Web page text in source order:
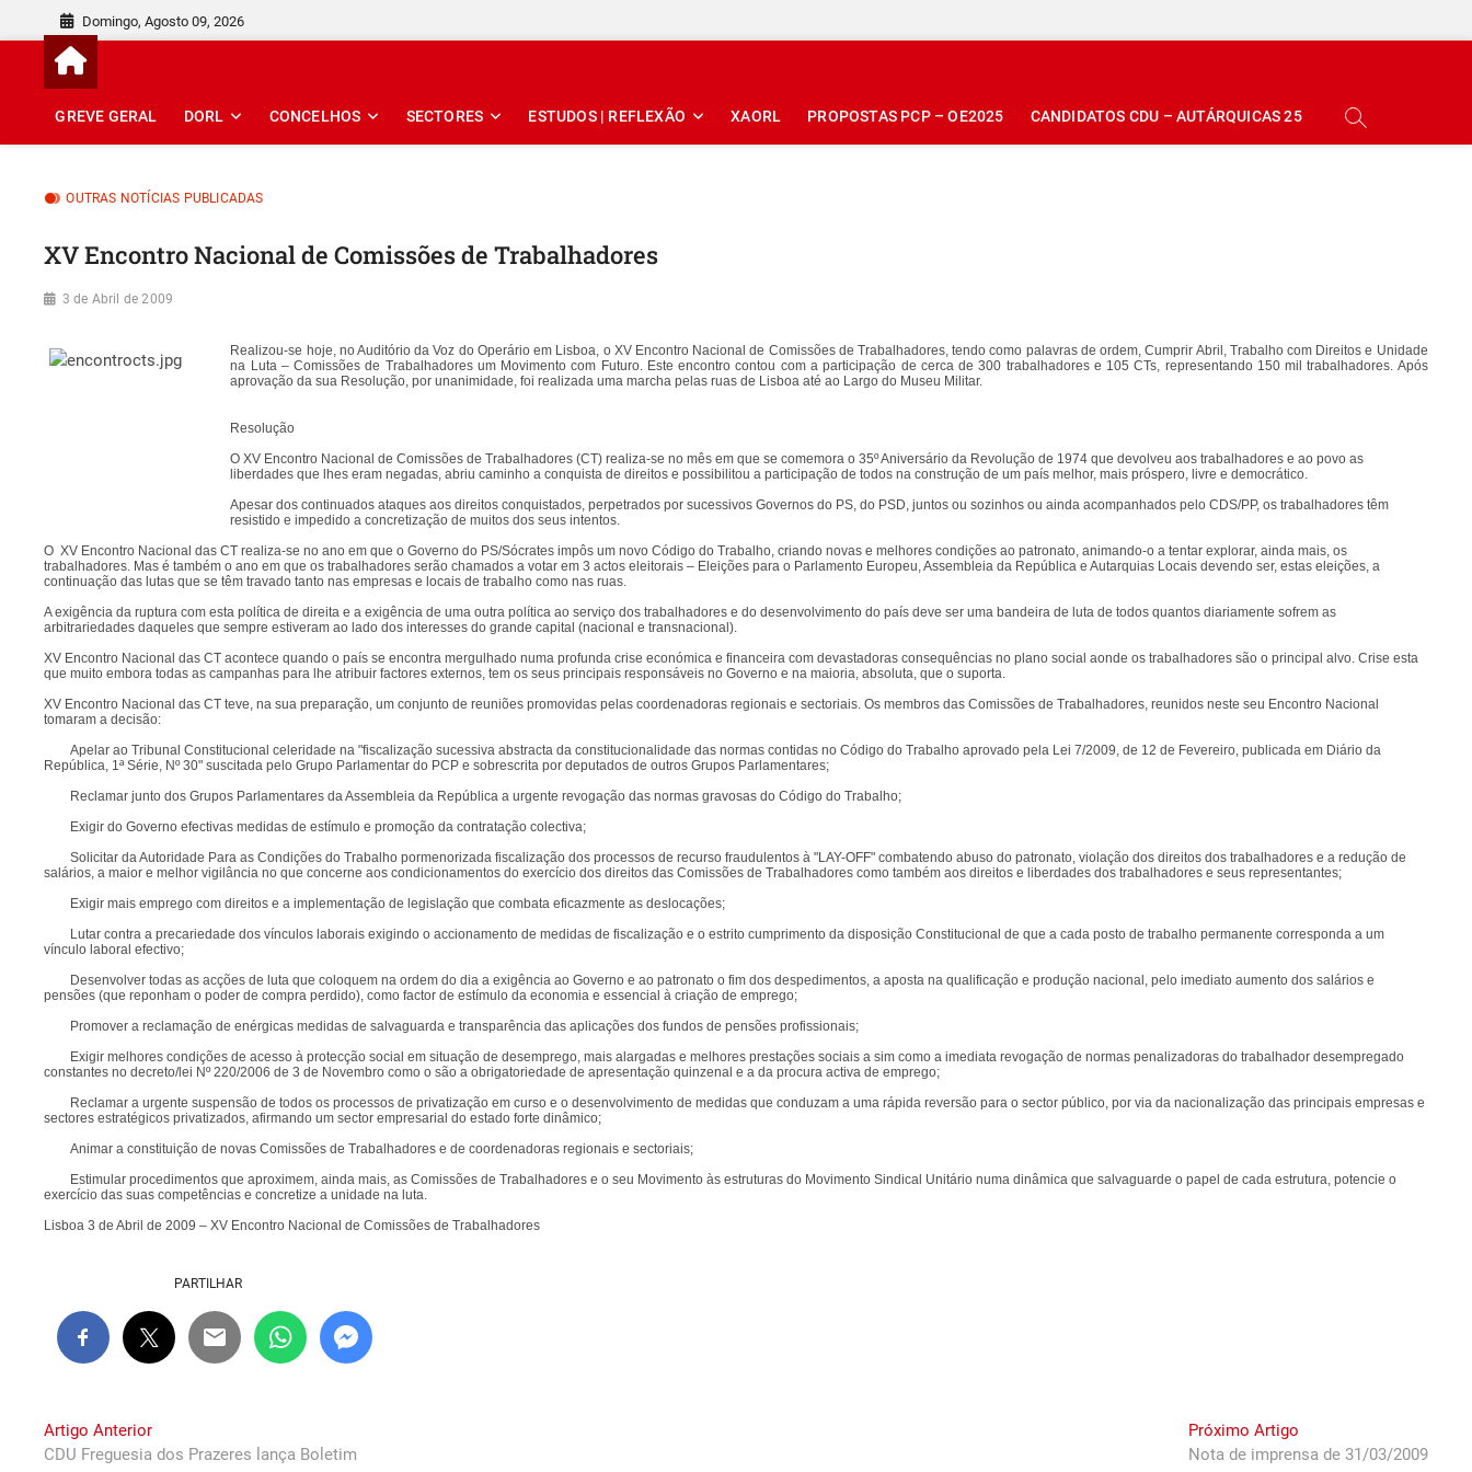
content
Domingo, Agosto 09, 2026
GREVE GERAL DORL CONCELHOS SECTORES ESTUDOS | REFLEXÃO XAORL PROPOSTAS PCP – OE2025 CANDIDATOS CDU – AUTÁRQUICAS 25
OUTRAS NOTÍCIAS PUBLICADAS
XV Encontro Nacional de Comissões de Trabalhadores
3 de Abril de 2009
Realizou-se hoje, no Auditório da Voz do Operário em Lisboa, o XV Encontro Nacional de Comissões de Trabalhadores, tendo como palavras de ordem, Cumprir Abril, Trabalho com Direitos e Unidade
na Luta – Comissões de Trabalhadores um Movimento com Futuro. Este encontro contou com a participação de cerca de 300 trabalhadores e 105 CTs, representando 150 mil trabalhadores. Após
aprovação da sua Resolução, por unanimidade, foi realizada uma marcha pelas ruas de Lisboa até ao Largo do Museu Militar.
Resolução
O XV Encontro Nacional de Comissões de Trabalhadores (CT) realiza-se no mês em que se comemora o 35º Aniversário da Revolução de 1974 que devolveu aos trabalhadores e ao povo as
liberdades que lhes eram negadas, abriu caminho a conquista de direitos e possibilitou a participação de todos na construção de um país melhor, mais próspero, livre e democrático.
Apesar dos continuados ataques aos direitos conquistados, perpetrados por sucessivos Governos do PS, do PSD, juntos ou sozinhos ou ainda acompanhados pelo CDS/PP, os trabalhadores têm
resistido e impedido a concretização de muitos dos seus intentos.
O XV Encontro Nacional das CT realiza-se no ano em que o Governo do PS/Sócrates impôs um novo Código do Trabalho, criando novas e melhores condições ao patronato, animando-o a tentar explorar, ainda mais, os
trabalhadores. Mas é também o ano em que os trabalhadores serão chamados a votar em 3 actos eleitorais – Eleições para o Parlamento Europeu, Assembleia da República e Autarquias Locais devendo ser, estas eleições, a
continuação das lutas que se têm travado tanto nas empresas e locais de trabalho como nas ruas.
A exigência da ruptura com esta política de direita e a exigência de uma outra política ao serviço dos trabalhadores e do desenvolvimento do país deve ser uma bandeira de luta de todos quantos diariamente sofrem as
arbitrariedades daqueles que sempre estiveram ao lado dos interesses do grande capital (nacional e transnacional).
XV Encontro Nacional das CT acontece quando o país se encontra mergulhado numa profunda crise económica e financeira com devastadoras consequências no plano social aonde os trabalhadores são o principal alvo. Crise esta
que muito embora todas as campanhas para lhe atribuir factores externos, tem os seus principais responsáveis no Governo e na maioria, absoluta, que o suporta.
XV Encontro Nacional das CT teve, na sua preparação, um conjunto de reuniões promovidas pelas coordenadoras regionais e sectoriais. Os membros das Comissões de Trabalhadores, reunidos neste seu Encontro Nacional
tomaram a decisão:
Apelar ao Tribunal Constitucional celeridade na "fiscalização sucessiva abstracta da constitucionalidade das normas contidas no Código do Trabalho aprovado pela Lei 7/2009, de 12 de Fevereiro, publicada em Diário da
República, 1ª Série, Nº 30" suscitada pelo Grupo Parlamentar do PCP e sobrescrita por deputados de outros Grupos Parlamentares;
Reclamar junto dos Grupos Parlamentares da Assembleia da República a urgente revogação das normas gravosas do Código do Trabalho;
Exigir do Governo efectivas medidas de estímulo e promoção da contratação colectiva;
Solicitar da Autoridade Para as Condições do Trabalho pormenorizada fiscalização dos processos de recurso fraudulentos à "LAY-OFF" combatendo abuso do patronato, violação dos direitos dos trabalhadores e a redução de
salários, a maior e melhor vigilância no que concerne aos condicionamentos do exercício dos direitos das Comissões de Trabalhadores como também aos direitos e liberdades dos trabalhadores e seus representantes;
Exigir mais emprego com direitos e a implementação de legislação que combata eficazmente as deslocações;
Lutar contra a precariedade dos vínculos laborais exigindo o accionamento de medidas de fiscalização e o estrito cumprimento da disposição Constitucional de que a cada posto de trabalho permanente corresponda a um
vínculo laboral efectivo;
Desenvolver todas as acções de luta que coloquem na ordem do dia a exigência ao Governo e ao patronato o fim dos despedimentos, a aposta na qualificação e produção nacional, pelo imediato aumento dos salários e
pensões (que reponham o poder de compra perdido), como factor de estímulo da economia e essencial à criação de emprego;
Promover a reclamação de enérgicas medidas de salvaguarda e transparência das aplicações dos fundos de pensões profissionais;
Exigir melhores condições de acesso à protecção social em situação de desemprego, mais alargadas e melhores prestações sociais a sim como a imediata revogação de normas penalizadoras do trabalhador desempregado
constantes no decreto/lei Nº 220/2006 de 3 de Novembro como o são a obrigatoriedade de apresentação quinzenal e a da procura activa de emprego;
Reclamar a urgente suspensão de todos os processos de privatização em curso e o desenvolvimento de medidas que conduzam a uma rápida reversão para o sector público, por via da nacionalização das principais empresas e
sectores estratégicos privatizados, afirmando um sector empresarial do estado forte dinâmico;
Animar a constituição de novas Comissões de Trabalhadores e de coordenadoras regionais e sectoriais;
Estimular procedimentos que aproximem, ainda mais, as Comissões de Trabalhadores e o seu Movimento às estruturas do Movimento Sindical Unitário numa dinâmica que salvaguarde o papel de cada estrutura, potencie o
exercício das suas competências e concretize a unidade na luta.
Lisboa 3 de Abril de 2009 – XV Encontro Nacional de Comissões de Trabalhadores
PARTILHAR
Navegação
de
Artigo AnteriorPrevious
post:
CDU Freguesia dos Prazeres lança Boletim
Próximo ArtigoNext
post:
Nota de imprensa de 31/03/2009